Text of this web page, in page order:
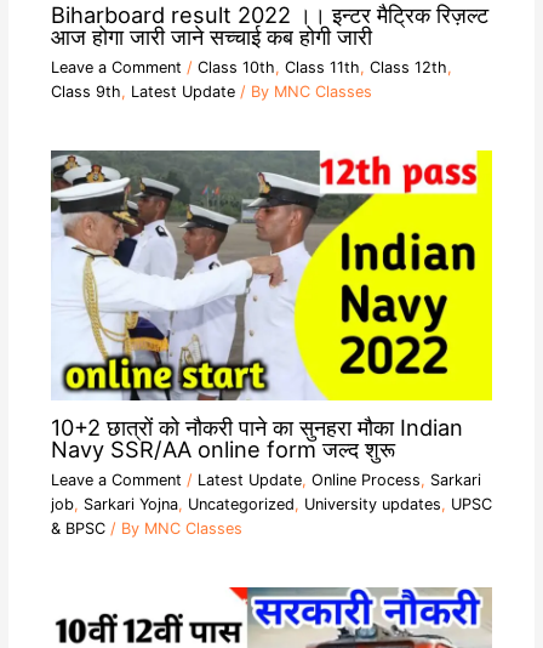
Biharboard result 2022 ।। इन्टर मैट्रिक रिज़ल्ट
आज होगा जारी जाने सच्चाई कब होगी जारी
Leave a Comment / Class 10th, Class 11th, Class 12th,
Class 9th, Latest Update/ By MNC Classes
10+2 छात्रों को नौकरी पाने का सुनहरा मौका Indian
Navy SSR/AA online form जल्द शुरू
Leave a Comment / Latest Update, Online Process, Sarkari
job, Sarkari Yojna, Uncategorized, University updates, UPSC
& BPSC/ By MNC Classes